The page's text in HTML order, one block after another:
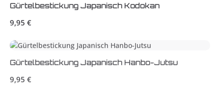
Gürtelbestickung Japanisch Kodokan
Regulärer Preis:
9,95 €
Gürtelbestickung Japanisch Hanbo-Jutsu
Regulärer Preis:
9,95 €